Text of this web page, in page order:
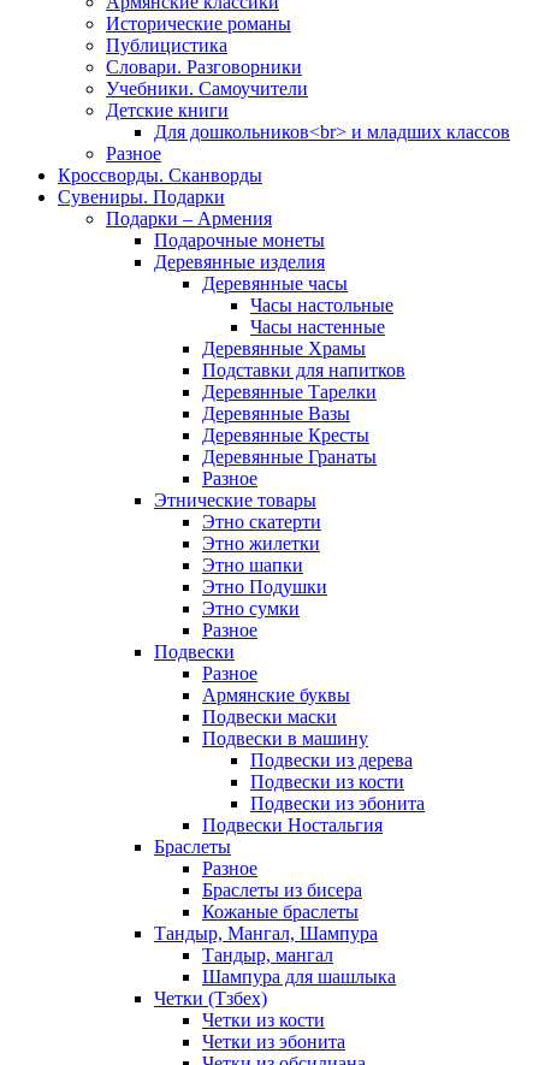
Исторические романы
Публицистика
Словари. Разговорники
Учебники. Самоучители
Детские книги
Для дошкольников<br> и младших классов
Разное
Кроссворды. Сканворды
Сувениры. Подарки
Подарки – Армения
Подарочные монеты
Деревянные изделия
Деревянные часы
Часы настольные
Часы настенные
Деревянные Храмы
Подставки для напитков
Деревянные Тарелки
Деревянные Вазы
Деревянные Кресты
Деревянные Гранаты
Разное
Этнические товары
Этно скатерти
Этно жилетки
Этно шапки
Этно Подушки
Этно сумки
Разное
Подвески
Разное
Армянские буквы
Подвески маски
Подвески в машину
Подвески из дерева
Подвески из кости
Подвески из эбонита
Подвески Ностальгия
Браслеты
Разное
Браслеты из бисера
Кожаные браслеты
Тандыр, Мангал, Шампура
Тандыр, мангал
Шампура для шашлыка
Четки (Тзбех)
Четки из кости
Четки из эбонита